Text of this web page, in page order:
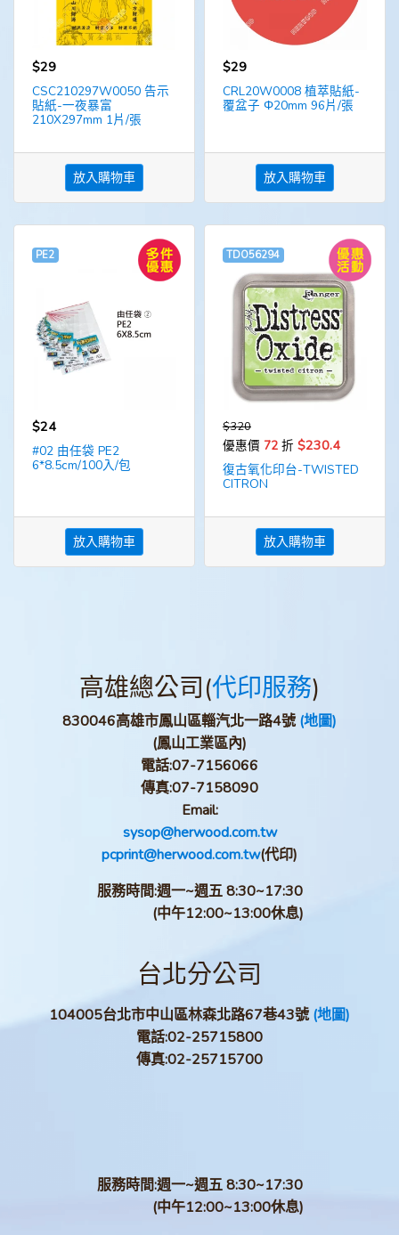
$29
CSC210297W0050 告示
貼紙-一夜暴富
210X297mm 1片/張
放入購物車
$29
CRL20W0008 植萃貼紙-
覆盆子 Φ20mm 96片/張
放入購物車
PE2
$24
#02 由任袋 PE2
6*8.5cm/100入/包
放入購物車
TDO56294
$320
優惠價 72 折 $230.4
復古氧化印台-TWISTED
CITRON
放入購物車
高雄總公司(代印服務)
830046高雄市鳳山區輜汽北一路4號(地圖)
(鳳山工業區內)
電話:07-7156066
傳真:07-7158090
Email:
sysop@herwood.com.tw
pcprint@herwood.com.tw(代印)
服務時間:週一~週五 8:30~17:30
(中午12:00~13:00休息)
台北分公司
104005台北市中山區林森北路67巷43號(地圖)
電話:02-25715800
傳真:02-25715700
服務時間:週一~週五 8:30~17:30
(中午12:00~13:00休息)